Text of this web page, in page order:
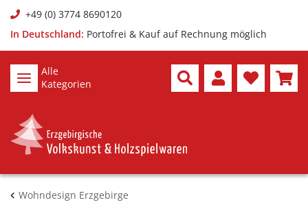
+49 (0) 3774 8690120
In Deutschland: Portofrei & Kauf auf Rechnung möglich
Alle
Kategorien
Wohndesign Erzgebirge